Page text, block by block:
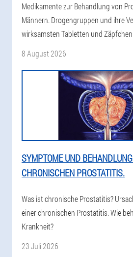
Medikamente zur Behandlung von
Männern. Drogengruppen und ihre
wirksamsten Tabletten und Zäpfchen.
8 August 2026
SYMPTOME UND
CHRONISCHEN PROSTATITIS.
Was ist chronische Prostatitis?
einer chronischen Prostatitis. Wie
Krankheit?
23 Juli 2026